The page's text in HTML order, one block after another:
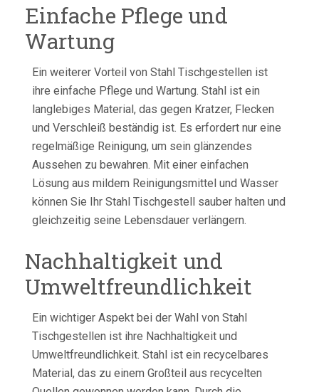
Einfache Pflege und
Wartung
Ein weiterer Vorteil von Stahl Tischgestellen ist
ihre einfache Pflege und Wartung. Stahl ist ein
langlebiges Material, das gegen Kratzer, Flecken
und Verschleiß beständig ist. Es erfordert nur eine
regelmäßige Reinigung, um sein glänzendes
Aussehen zu bewahren. Mit einer einfachen
Lösung aus mildem Reinigungsmittel und Wasser
können Sie Ihr Stahl Tischgestell sauber halten und
gleichzeitig seine Lebensdauer verlängern.
Nachhaltigkeit und
Umweltfreundlichkeit
Ein wichtiger Aspekt bei der Wahl von Stahl
Tischgestellen ist ihre Nachhaltigkeit und
Umweltfreundlichkeit. Stahl ist ein recycelbares
Material, das zu einem Großteil aus recycelten